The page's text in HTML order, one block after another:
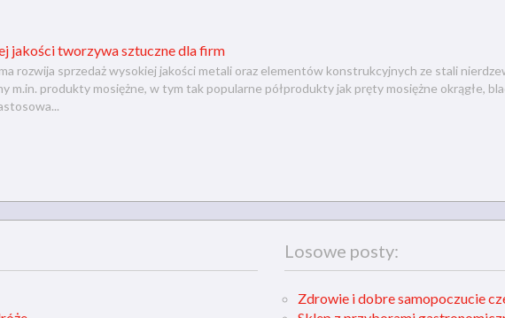
jakości tworzywa sztuczne dla firm
rozwija sprzedaż wysokiej jakości metali oraz elementów konstrukcyjnych ze stali
m.in. produkty mosiężne, w tym tak popularne półprodukty jak pręty mosiężne okrągłe,
Losowe posty:
Zdrowie i dobre samopoczucie